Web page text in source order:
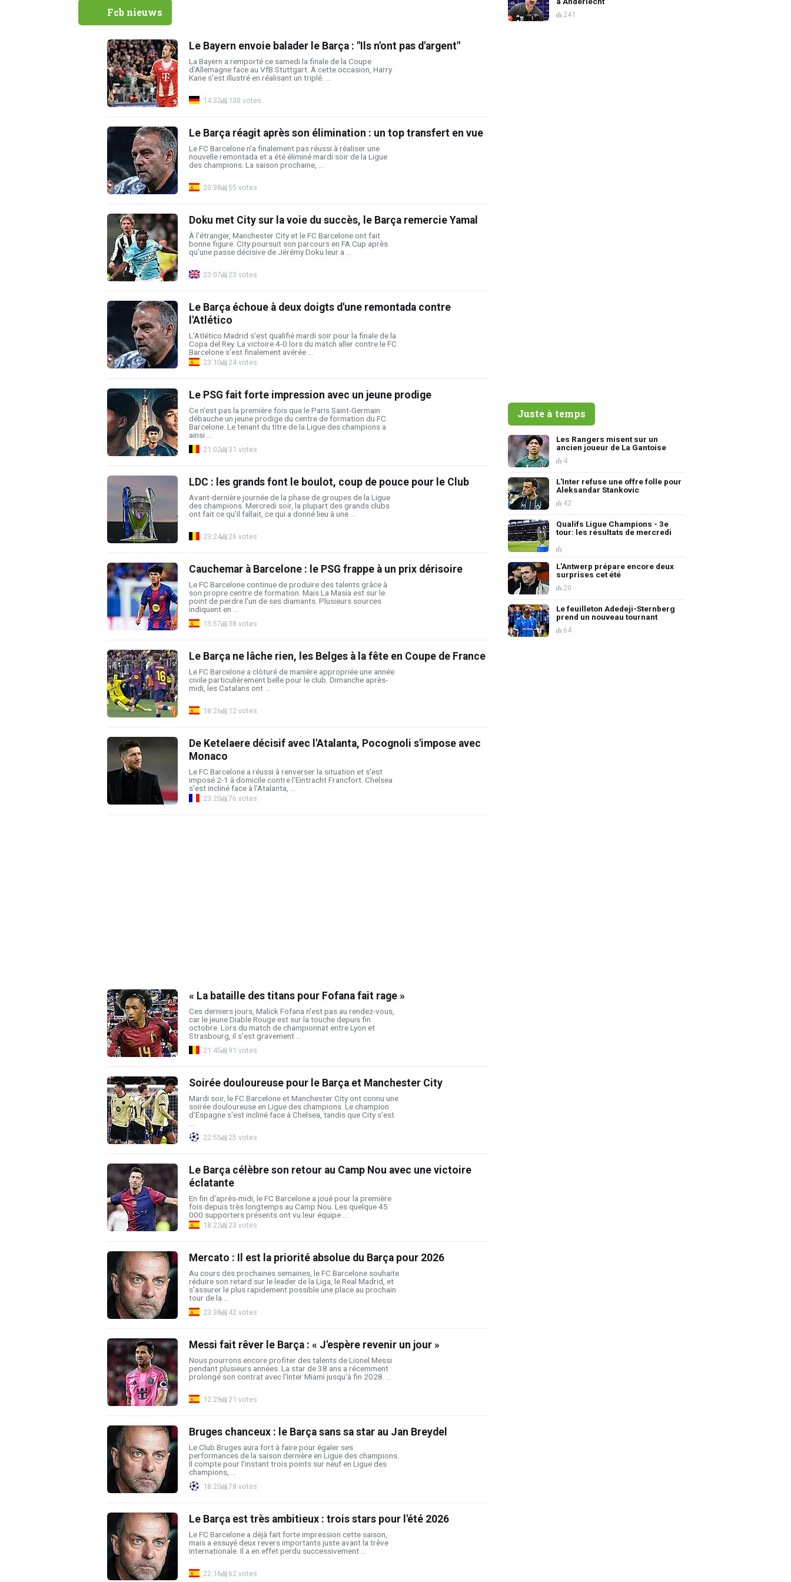
Fcb nieuws
Le Bayern envoie balader le Barça : "Ils n'ont pas d'argent"
La Bayern a remporté ce samedi la finale de la Coupe
d'Allemagne face au VfB Stuttgart. À cette occasion, Harry
Kane s'est illustré en réalisant un triplé. ...
14:32 130 votes
Le Barça réagit après son élimination : un top transfert en vue
Le FC Barcelone n'a finalement pas réussi à réaliser une
nouvelle remontada et a été éliminé mardi soir de la Ligue
des champions. La saison prochaine, ...
20:38 55 votes
Doku met City sur la voie du succès, le Barça remercie Yamal
À l'étranger, Manchester City et le FC Barcelone ont fait
bonne figure. City poursuit son parcours en FA Cup après
qu'une passe décisive de Jérémy Doku leur a ...
23:07 23 votes
Le Barça échoue à deux doigts d'une remontada contre
l'Atlético
L'Atlético Madrid s'est qualifié mardi soir pour la finale de la
Copa del Rey. La victoire 4-0 lors du match aller contre le FC
Barcelone s'est finalement avérée ...
23:10 24 votes
Le PSG fait forte impression avec un jeune prodige
Ce n'est pas la première fois que le Paris Saint-Germain
débauche un jeune prodige du centre de formation du FC
Barcelone. Le tenant du titre de la Ligue des champions a
ainsi ...
21:02 31 votes
LDC : les grands font le boulot, coup de pouce pour le Club
Avant-dernière journée de la phase de groupes de la Ligue
des champions. Mercredi soir, la plupart des grands clubs
ont fait ce qu'il fallait, ce qui a donné lieu à une ...
23:24 26 votes
Cauchemar à Barcelone : le PSG frappe à un prix dérisoire
Le FC Barcelone continue de produire des talents grâce à
son propre centre de formation. Mais La Masia est sur le
point de perdre l'un de ses diamants. Plusieurs sources
indiquent en ...
13:57 38 votes
Le Barça ne lâche rien, les Belges à la fête en Coupe de France
Le FC Barcelone a clôturé de manière appropriée une année
civile particulièrement belle pour le club. Dimanche après-
midi, les Catalans ont ...
18:26 12 votes
De Ketelaere décisif avec l'Atalanta, Pocognoli s'impose avec
Monaco
Le FC Barcelone a réussi à renverser la situation et s'est
imposé 2-1 à domicile contre l'Eintracht Francfort. Chelsea
s'est incliné face à l'Atalanta, ...
23:20 76 votes
« La bataille des titans pour Fofana fait rage »
Ces derniers jours, Malick Fofana n'est pas au rendez-vous,
car le jeune Diable Rouge est sur la touche depuis fin
octobre. Lors du match de championnat entre Lyon et
Strasbourg, il s'est gravement ...
21:45 91 votes
Soirée douloureuse pour le Barça et Manchester City
Mardi soir, le FC Barcelone et Manchester City ont connu une
soirée douloureuse en Ligue des champions. Le champion
d'Espagne s'est incliné face à Chelsea, tandis que City s'est
22:55 25 votes
Le Barça célèbre son retour au Camp Nou avec une victoire
éclatante
En fin d'après-midi, le FC Barcelone a joué pour la première
fois depuis très longtemps au Camp Nou. Les quelque 45
000 supporters présents ont vu leur équipe ...
18:22 23 votes
Mercato : Il est la priorité absolue du Barça pour 2026
Au cours des prochaines semaines, le FC Barcelone souhaite
réduire son retard sur le leader de la Liga, le Real Madrid, et
s'assurer le plus rapidement possible une place au prochain
tour de la ...
23:38 42 votes
Messi fait rêver le Barça : « J'espère revenir un jour »
Nous pourrons encore profiter des talents de Lionel Messi
pendant plusieurs années. La star de 38 ans a récemment
prolongé son contrat avec l'Inter Miami jusqu'à fin 2028. ...
12:29 21 votes
Bruges chanceux : le Barça sans sa star au Jan Breydel
Le Club Bruges aura fort à faire pour égaler ses
performances de la saison dernière en Ligue des champions.
Il compte pour l'instant trois points sur neuf en Ligue des
champions, ...
18:20 78 votes
Le Barça est très ambitieux : trois stars pour l'été 2026
Le FC Barcelone a déjà fait forte impression cette saison,
mais a essuyé deux revers importants juste avant la trêve
internationale. Il a en effet perdu successivement ...
22:16 62 votes
241
Juste à temps
Les Rangers misent sur un
ancien joueur de La Gantoise
4
L'Inter refuse une offre folle pour
Aleksandar Stankovic
42
Qualifs Ligue Champions - 3e
tour: les résultats de mercredi
L'Antwerp prépare encore deux
surprises cet été
20
Le feuilleton Adedeji-Sternberg
prend un nouveau tournant
64